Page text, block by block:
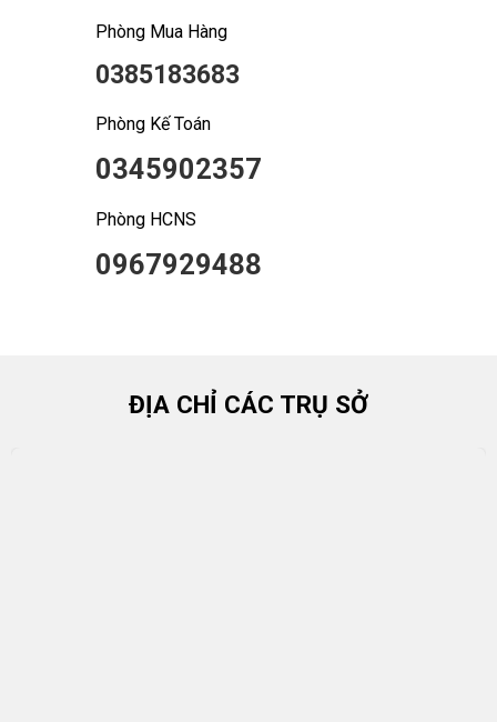
Phòng Mua Hàng
0385183683
Phòng Kế Toán
0345902357
Phòng HCNS
0967929488
ĐỊA CHỈ CÁC TRỤ SỞ